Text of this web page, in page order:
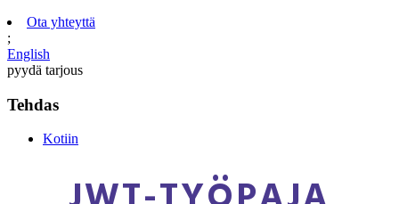
Ota yhteyttä
;
English
pyydä tarjous
Tehdas
Kotiin